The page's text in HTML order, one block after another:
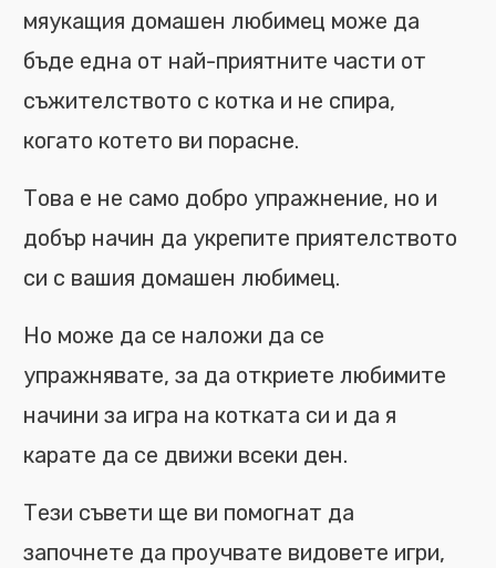
мяукащия домашен любимец може да
бъде една от най-приятните части от
съжителството с котка и не спира,
когато котето ви порасне.
Това е не само добро упражнение, но и
добър начин да укрепите приятелството
си с вашия домашен любимец.
Но може да се наложи да се
упражнявате, за да откриете любимите
начини за игра на котката си и да я
карате да се движи всеки ден.
Тези съвети ще ви помогнат да
започнете да проучвате видовете игри,